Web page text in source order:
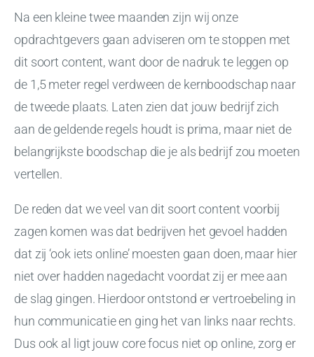
Na een kleine twee maanden zijn wij onze
opdrachtgevers gaan adviseren om te stoppen met
dit soort content, want door de nadruk te leggen op
de 1,5 meter regel verdween de kernboodschap naar
de tweede plaats. Laten zien dat jouw bedrijf zich
aan de geldende regels houdt is prima, maar niet de
belangrijkste boodschap die je als bedrijf zou moeten
vertellen.
De reden dat we veel van dit soort content voorbij
zagen komen was dat bedrijven het gevoel hadden
dat zij ‘ook iets online’ moesten gaan doen, maar hier
niet over hadden nagedacht voordat zij er mee aan
de slag gingen. Hierdoor ontstond er vertroebeling in
hun communicatie en ging het van links naar rechts.
Dus ook al ligt jouw core focus niet op online, zorg er